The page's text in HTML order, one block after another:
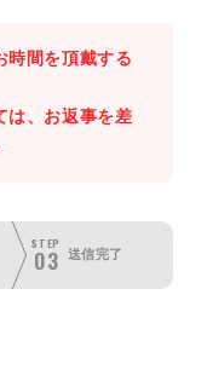
時間を頂戴する
は、お返事を差
STEP
03 送信完了